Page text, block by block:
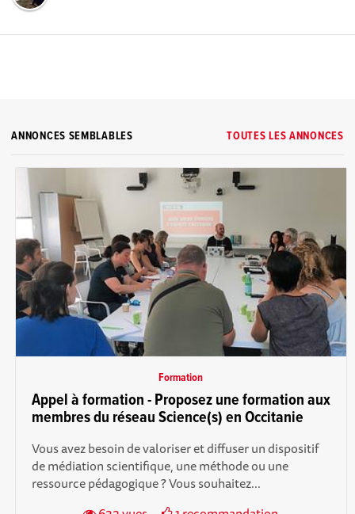
TOUTES LES ANNONCES
ANNONCES SEMBLABLES
Formation
Appel à formation - Proposez une formation aux
membres du réseau Science(s) en Occitanie
Vous avez besoin de valoriser et diffuser un dispositif
de médiation scientifique, une méthode ou une
ressource pédagogique ? Vous souhaitez...